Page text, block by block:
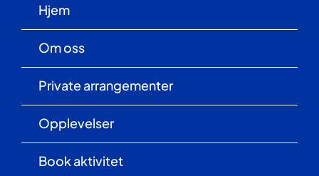
Hjem
Om oss
Private arrangementer
Opplevelser
Book aktivitet